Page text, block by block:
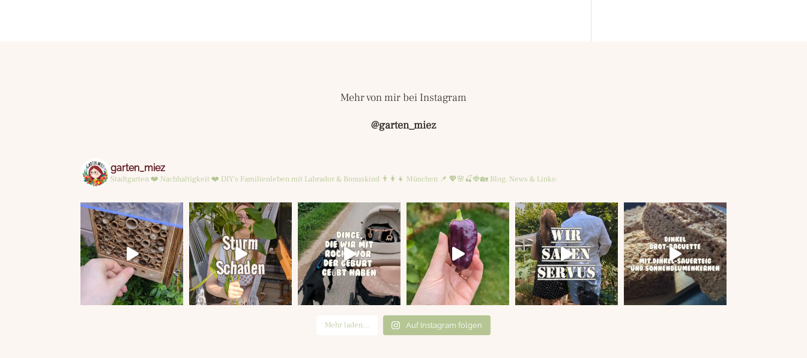
Mehr von mir bei Instagram
@garten_miez
garten_miez
Stadtgarten ❤️ Nachhaltigkeit ❤️ DIY's Familienleben mit Labrador & Bonuskind 👨‍👩‍👧 München 📌 💖🌸🍒🍓🏡 Blog, News & Links:
Mehr laden… Auf Instagram folgen